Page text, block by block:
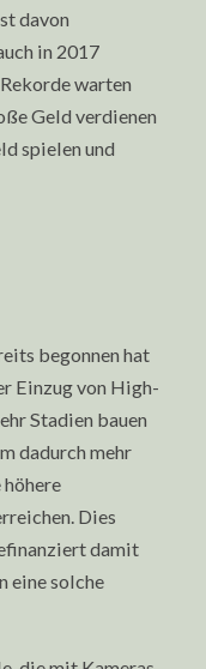
davon
in 2017
warten
Geld verdienen
spielen und
begonnen hat
Einzug von High-
Stadien bauen
dadurch mehr
höhere
Dies
damit
eine solche